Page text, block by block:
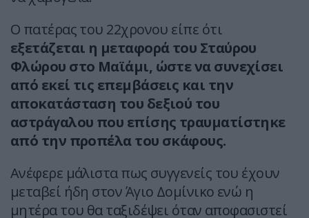
Ο πατέρας του 22χρονου είπε ότι
εξετάζεται η μεταφορά του Σταύρου
Φλώρου στο Μαϊάμι, ώστε να συνεχίσει
από εκεί τις επεμβάσεις και την
αποκατάσταση του δεξιού του
αστράγαλου που επίσης τραυματίστηκε
από την προπέλα του σκάφους.
Ανέφερε μάλιστα πως συγγενείς του έχουν
μεταβεί ήδη στον Άγιο Δομίνικο ενώ η
μητέρα του θα ταξιδέψει όταν αποφασιστεί